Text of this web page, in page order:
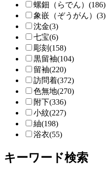
螺鈿（らでん）(186)
象嵌（ぞうがん）(3)
沈金(3)
七宝(6)
彫刻(158)
黒留袖(104)
留袖(220)
訪問着(372)
色無地(270)
附下(336)
小紋(227)
紬(198)
浴衣(55)
キーワード検索